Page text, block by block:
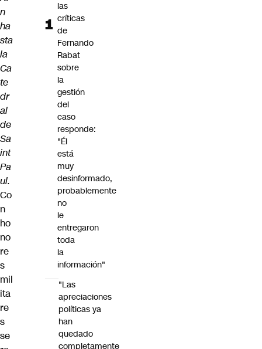
n
ha
sta
la
Ca
te
dr
al
de
Sa
int
Pa
ul.
Co
n
ho
no
re
s
mil
ita
re
s
se
las
críticas
de
Fernando
Rabat
sobre
la
gestión
del
caso
responde:
"Él
está
muy
desinformado,
probablemente
no
le
entregaron
toda
la
información"
"Las
apreciaciones
políticas ya
han
quedado
completamente